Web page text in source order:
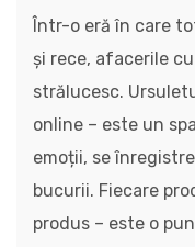
Într-o eră în care
și rece, afacerile
strălucesc.
online – este un
emoții, se
bucurii. Fiecare
produs – este o